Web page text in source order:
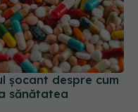
șocant despre cum
sănătatea